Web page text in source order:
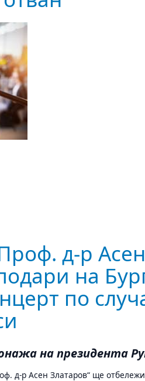
д-р Асен
на
по
на президента
д-р Асен Златаров“ ще